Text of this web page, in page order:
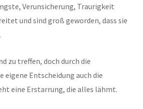
Verunsicherung, Traurigkeit
und sind groß geworden, dass sie
zu treffen, doch durch die
eigene Entscheidung auch die
eine Erstarrung, die alles lähmt.